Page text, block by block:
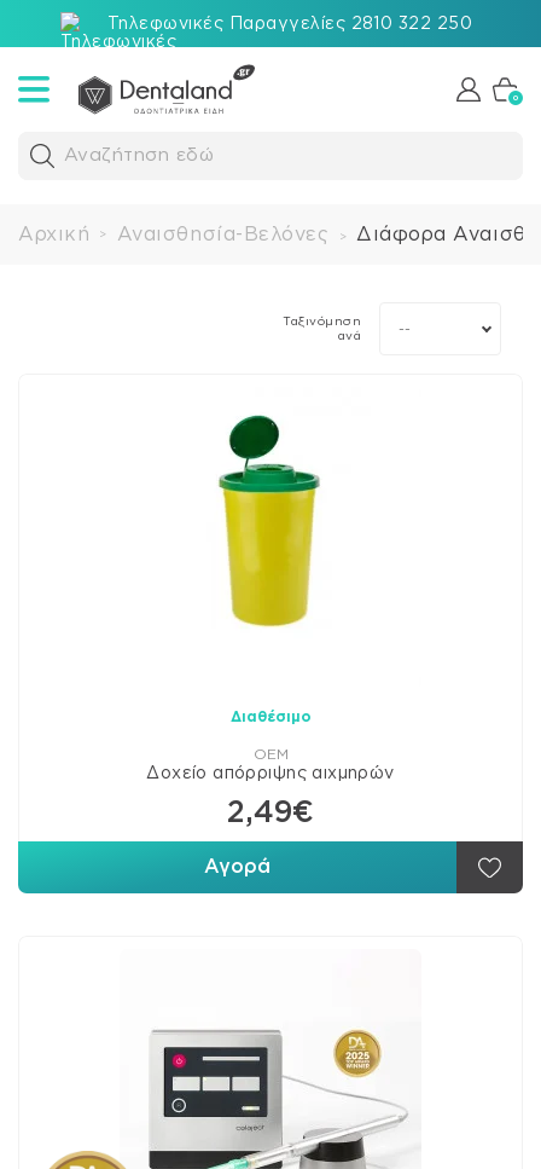
Τηλεφωνικές Παραγγελίες 2810 322 250
Αναζήτηση εδώ
0
Αρχική > Αναισθησία-Βελόνες > Διάφορα
Ταξινόμηση
ανά
--
Διαθέσιμο
OEM
Δοχείο απόρριψης αιχμηρών
2,49€
Αγορά